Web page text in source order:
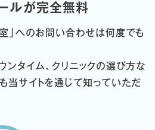
ールが完全無料
」へのお問い合わせは何度でも
ンタイム、クリニックの選び方な
当サイトを通じて知っていただ